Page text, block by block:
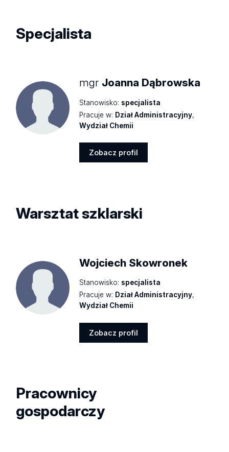
Specjalista
mgr Joanna Dąbrowska
Stanowisko: specjalista
Pracuje w: Dział Administracyjny,
Wydział Chemii
Zobacz profil
Warsztatszklarski
Wojciech Skowronek
Stanowisko: specjalista
Pracuje w: Dział Administracyjny,
Wydział Chemii
Zobacz profil
Pracownicy
gospodarczy